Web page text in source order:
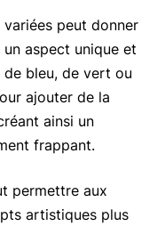
peut donner
aspect unique et
bleu, de vert ou
ajouter de la
ainsi un
frappant.
permettre aux
artistiques plus